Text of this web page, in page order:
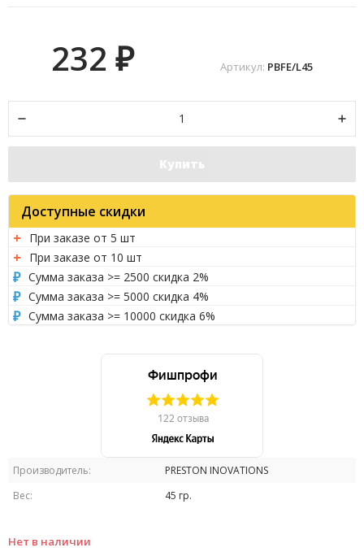
Производитель:
PRESTON INOVATIONS
Вес:
45 гр.
Нет в наличии
Артикул: PBFE/L45
232 ₽
Купить
Доступные скидки
При заказе от 5 шт
При заказе от 10 шт
Сумма заказа >= 2500 скидка 2%
Сумма заказа >= 5000 скидка 4%
Сумма заказа >= 10000 скидка 6%